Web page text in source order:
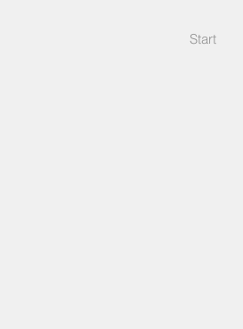
Start